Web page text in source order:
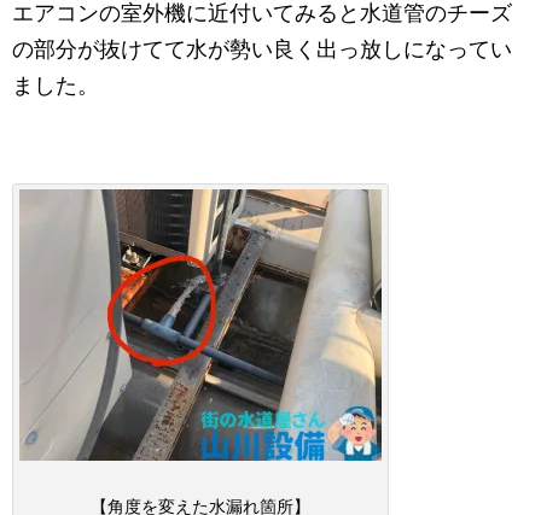
エアコンの室外機に近付いてみると水道管のチーズ
の部分が抜けてて水が勢い良く出っ放しになってい
ました。
【角度を変えた水漏れ箇所】